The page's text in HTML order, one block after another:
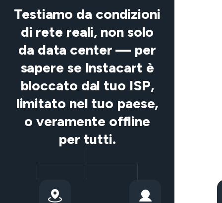
Testiamo da condizioni
di rete reali, non solo
da data center — per
sapere se Instacart è
bloccato dal tuo ISP,
limitato nel tuo paese,
o veramente offline
per tutti.